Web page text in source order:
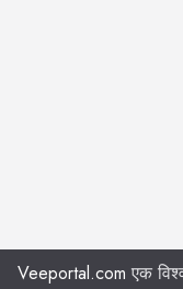
Veeportal.com एक